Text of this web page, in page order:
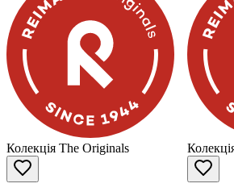
Колекція The Originals